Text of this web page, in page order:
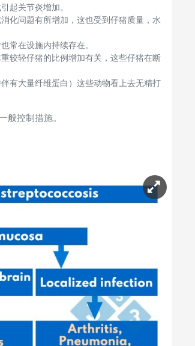
起关节炎增加。
化问题有所增加，这也受到仔猪质量，水
常在设施内持续存在。
较轻仔猪的比例增加有关，这些仔猪在断
有大量纤维蛋白）这些动物看上去无精打
控制措施。